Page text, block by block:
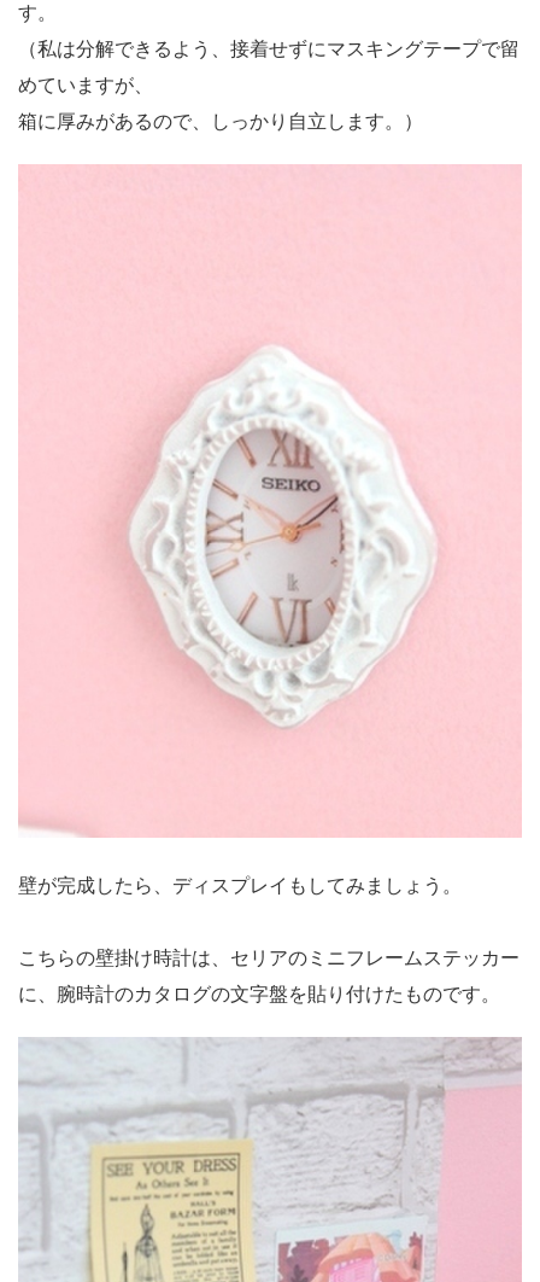
す。
（私は分解できるよう、接着せずにマスキングテープで留
めていますが、
箱に厚みがあるので、しっかり自立します。）
壁が完成したら、ディスプレイもしてみましょう。
こちらの壁掛け時計は、セリアのミニフレームステッカー
に、腕時計のカタログの文字盤を貼り付けたものです。